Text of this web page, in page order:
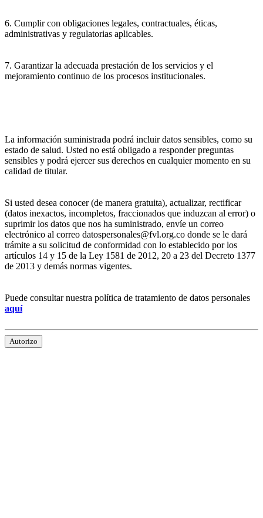
6. Cumplir con obligaciones legales, contractuales, éticas,
administrativas y regulatorias aplicables.
7. Garantizar la adecuada prestación de los servicios y el
mejoramiento continuo de los procesos institucionales.
La información suministrada podrá incluir datos sensibles, como su
estado de salud. Usted no está obligado a responder preguntas
sensibles y podrá ejercer sus derechos en cualquier momento en su
calidad de titular.
Si usted desea conocer (de manera gratuita), actualizar, rectificar
(datos inexactos, incompletos, fraccionados que induzcan al error) o
suprimir los datos que nos ha suministrado, envíe un correo
electrónico al correo datospersonales@fvl.org.co donde se le dará
trámite a su solicitud de conformidad con lo establecido por los
artículos 14 y 15 de la Ley 1581 de 2012, 20 a 23 del Decreto 1377
de 2013 y demás normas vigentes.
Puede consultar nuestra política de tratamiento de datos personales
aquí
Autorizo